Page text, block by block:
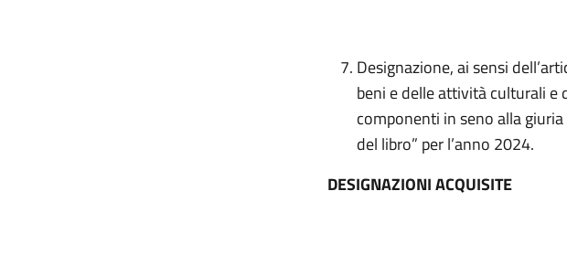
Designazione, ai sensi
beni e delle attività culturali
componenti in seno alla
del libro” per l’anno 2024.
DESIGNAZIONI ACQUISITE